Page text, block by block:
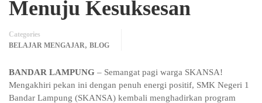
Menuju Kesuksesan
Categories
BELAJAR MENGAJAR, BLOG
BANDAR LAMPUNG – Semangat pagi warga SKANSA!
Mengakhiri pekan ini dengan penuh energi positif, SMK Negeri 1
Bandar Lampung (SKANSA) kembali menghadirkan program